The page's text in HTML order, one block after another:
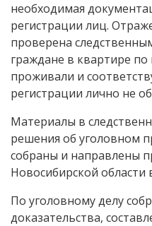
необходимая
регистрации лиц.
проверена
граждане в квартире по
проживали и
регистрации лично не
Материалы в
решения об уголовном
собраны и направлены
Новосибирской области
По уголовному делу
доказательства,